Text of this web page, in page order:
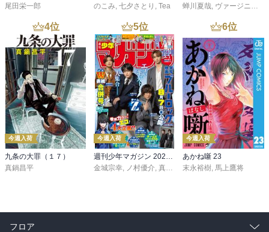
尾田栄一郎
のこみ, 七夕さとり , Tea
蝉川夏哉, ヴァージニア二等兵
4位
今週入荷
九条の大罪（１７）
真鍋昌平
5位
今週入荷
金城宗幸
ノ村優介 真島ヒロ ,宮島礼吏, 新川直司
6位
今週入荷
あかね噺 23
末永裕樹 馬上鷹将
フロア